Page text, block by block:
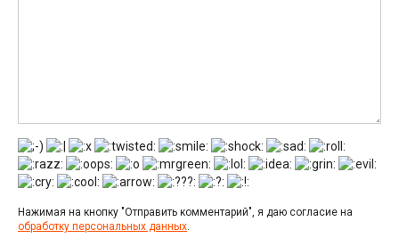
Нажимая на кнопку "Отправить комментарий", я даю согласие на
обработку персональных данных.